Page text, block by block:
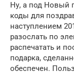
Ну, а под Новый
коды для
наступлением
разослать по
распечатать и
подарка,
обеспечен.